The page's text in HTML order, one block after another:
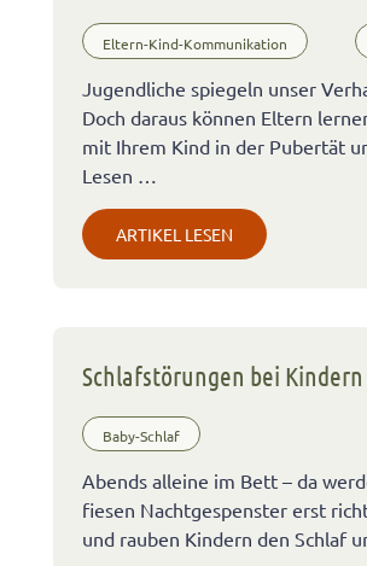
Eltern-Kind-Kommunikation
Jugendliche spiegeln unser
Doch daraus können Eltern
mit Ihrem Kind in der Pubertät
Lesen …
ARTIKEL LESEN
Schlafstörungen bei Kindern
Baby-Schlaf
Abends alleine im Bett – da
fiesen Nachtgespenster erst
und rauben Kindern den Schlaf